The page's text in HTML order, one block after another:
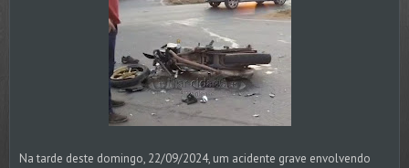
Na tarde deste domingo, 22/09/2024, um acidente grave envolvendo